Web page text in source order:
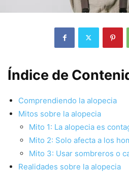
Índice de
Comprendiendo la alopecia
Mitos sobre la alopecia
Mito 1: La alopecia es
Mito 2: Solo afecta a los
Mito 3: Usar sombreros o
Realidades sobre la alopecia